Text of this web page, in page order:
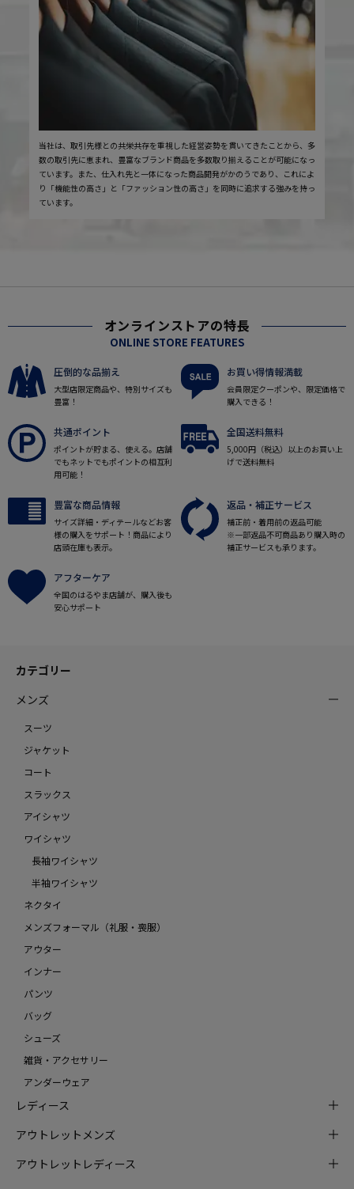
当社は、取引先様との共栄共存を重視した経営姿勢を貫いてきたことから、多
数の取引先に恵まれ、豊富なブランド商品を多数取り揃えることが可能になっ
ています。また、仕入れ先と一体になった商品開発がかのうであり、これによ
り「機能性の高さ」と「ファッション性の高さ」を同時に追求する強みを持っ
ています。
オンラインストアの特長
ONLINE STORE FEATURES
圧倒的な品揃え
大型店限定商品や、特別サイズも
豊富！
お買い得情報満載
会員限定クーポンや、限定価格で
購入できる！
共通ポイント
ポイントが貯まる、使える。店舗
でもネットでもポイントの相互利
用可能！
全国送料無料
5,000円（税込）以上のお買い上
げで送料無料
豊富な商品情報
サイズ詳細・ディテールなどお客
様の購入をサポート！商品により
店頭在庫も表示。
返品・補正サービス
補正前・着用前の返品可能
※一部返品不可商品あり購入時の
補正サービスも承ります。
アフターケア
全国のはるやま店舗が、購入後も
安心サポート
カテゴリー
メンズ
スーツ
ジャケット
コート
スラックス
アイシャツ
ワイシャツ
長袖ワイシャツ
半袖ワイシャツ
ネクタイ
メンズフォーマル（礼服・喪服）
アウター
インナー
パンツ
バッグ
シューズ
雑貨・アクセサリー
アンダーウェア
レディース
アウトレットメンズ
アウトレットレディース